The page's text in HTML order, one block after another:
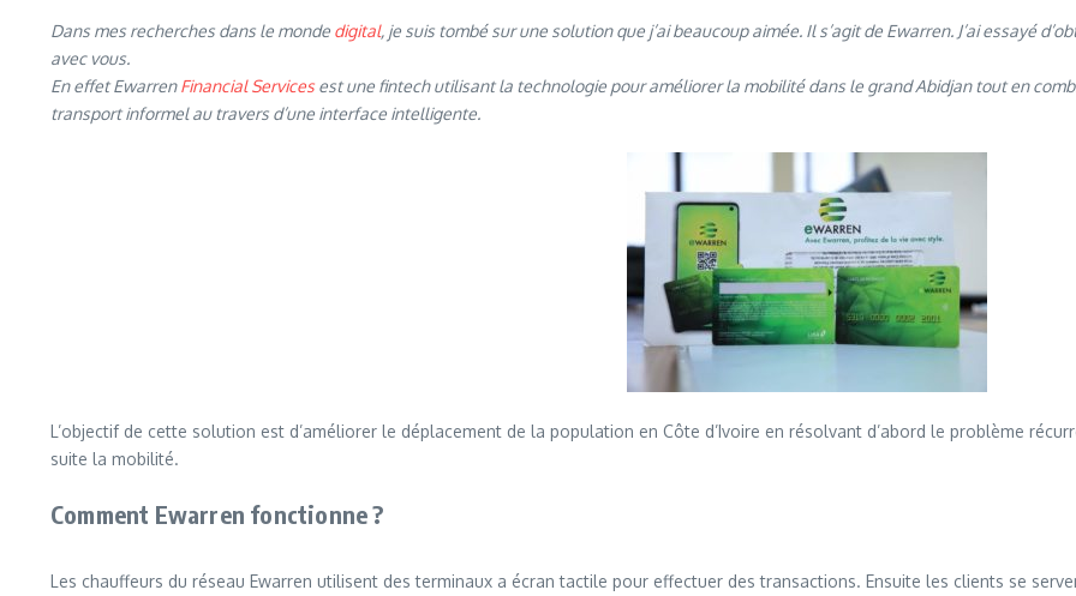
Dans mes recherches dans le monde digital, je suis tombé sur une solution que j’ai beaucoup aimée. Il s’agit de Ewarren. J’ai essayé
avec vous.
En effet EwarrenFinancial Services est une fintech utilisant la technologie pour améliorer la mobilité dans le grand Abidjan tout en
transport informel au travers d’une interface intelligente.
L’objectif de cette solution est d’améliorer le déplacement de la population en Côte d’Ivoire en résolvant d’abord le problème
suite la mobilité.
Comment Ewarren fonctionne ?
Les chauffeurs du réseau Ewarren utilisent des terminaux a écran tactile pour effectuer des transactions. Ensuite les clients se